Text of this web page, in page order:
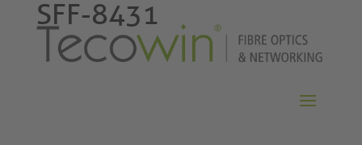
SFF-8431